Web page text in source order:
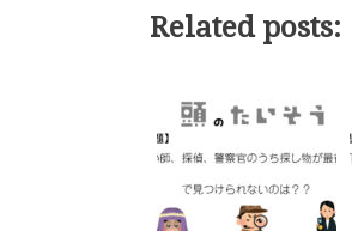
Related posts: